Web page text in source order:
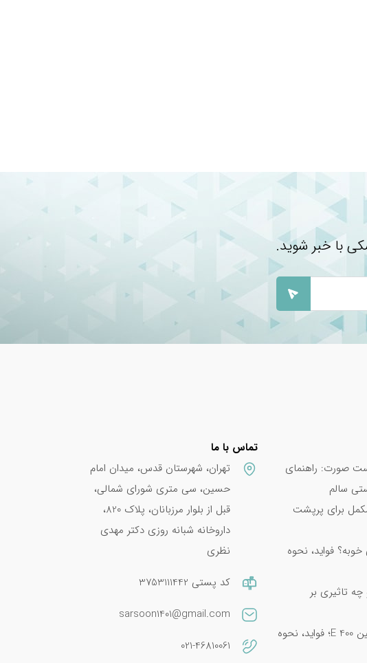
با خبر شوید.
صورت: راهنمای
سالم
برای پرپشت
فواید، نحوه
تاثیری بر
همه چیز درباره ویتامین E 400؛ فواید، نحوه
تماس با ما
تهران، شهرستان قدس، میدان امام
حسین، سی متری شورای شمالی،
قبل از بلوار مرزبانان، پلاک 820،
داروخانه شبانه روزی دکتر مهدی
نظری
کد پستی 3753111442
sarsoon1401@gmail.com
021-46810061